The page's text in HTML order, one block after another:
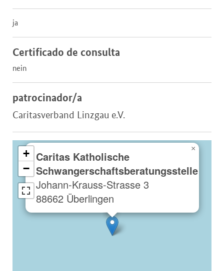
ja
Certificado de consulta
nein
patrocinador/a
Caritasverband Linzgau e.V.
Caritas Katholische
Schwangerschaftsberatungsstelle
Johann-Krauss-Strasse 3
88662 Überlingen
×
+
−